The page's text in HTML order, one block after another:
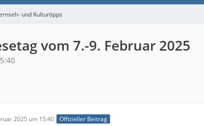
und Kulturtipps
vom 7.-9. Februar 2025
2025 um 15:40 Offizieller Beitrag